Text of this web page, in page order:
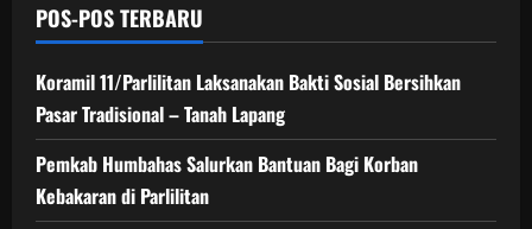
POS-POS TERBARU
Koramil 11/Parlilitan Laksanakan Bakti Sosial Bersihkan
Pasar Tradisional – Tanah Lapang
Pemkab Humbahas Salurkan Bantuan Bagi Korban
Kebakaran di Parlilitan